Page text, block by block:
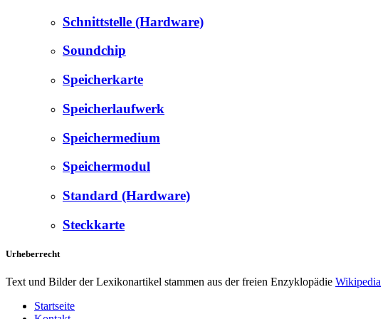
Schnittstelle (Hardware)
Soundchip
Speicherkarte
Speicherlaufwerk
Speichermedium
Speichermodul
Standard (Hardware)
Steckkarte
Urheberrecht
Text und Bilder der Lexikonartikel stammen aus der freien Enzyklopädie Wikipedia
Startseite